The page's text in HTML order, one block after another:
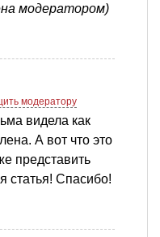
модератором)
модератору
видела как
А вот что это
представить
статья! Спасибо!